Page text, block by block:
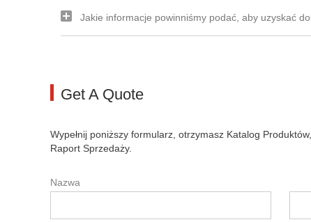
Jakie informacje powinniśmy podać, aby uzyskać
Get A Quote
Wypełnij poniższy formularz, otrzymasz Katalog
Raport Sprzedaży.
Nazwa